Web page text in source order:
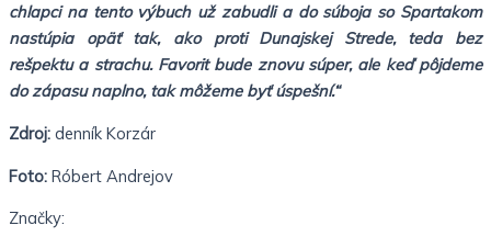
chlapci na tento výbuch už zabudli a do súboja so Spartakom
nastúpia opäť tak, ako proti Dunajskej Strede, teda bez
rešpektu a strachu. Favorit bude znovu súper, ale keď pôjdeme
do zápasu naplno, tak môžeme byť úspešní.“
Zdroj: denník Korzár
Foto: Róbert Andrejov
Značky: